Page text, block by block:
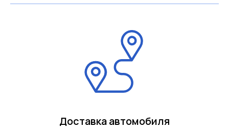
Доставка автомобиля